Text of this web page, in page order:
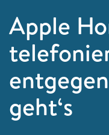
Apple
geht‘s